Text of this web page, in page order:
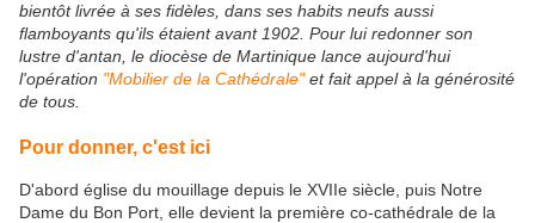
bientôt livrée à ses fidèles, dans ses habits neufs aussi
flamboyants qu'ils étaient avant 1902. Pour lui redonner son
lustre d'antan, le diocèse de Martinique lance aujourd'hui
l'opération "Mobilier de la Cathédrale"et fait appel à la générosité
de tous.
Pour donner, c'est ici
D'abord église du mouillage depuis le XVIIe siècle, puis Notre
Dame du Bon Port, elle devient la première co-cathédrale de la